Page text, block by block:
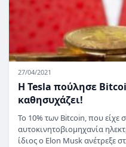
27/04/2021
Η Tesla πούλησε
καθησυχάζει!
To 10% των Bitcoin, που είχε
αυτοκινητοβιομηχανία
ίδιος ο Elon Musk ανέτρεξε